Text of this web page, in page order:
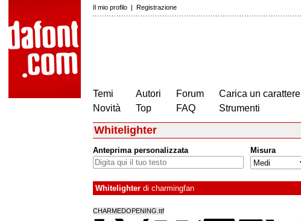
Il mio profilo | Registrazione
Temi
Novità
Autori
Top
Forum
FAQ
Carica un carattere
Strumenti
Whitelighter
Anteprima personalizzata Misura
Whitelighter di charmingfan
CHARMEDOPENING.ttf